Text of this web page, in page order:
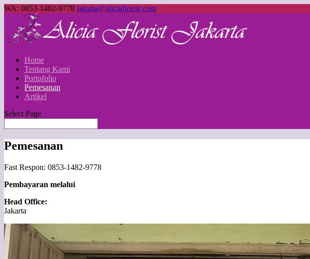
WA: 0853-1482-9778 jakarta@aliciaflorist.com
Home
Tentang Kami
Portofolio
Pemesanan
Artikel
Select Page
Pemesanan
Fast Respon: 0853-1482-9778
Pembayaran melalui
Head Office:
Jakarta